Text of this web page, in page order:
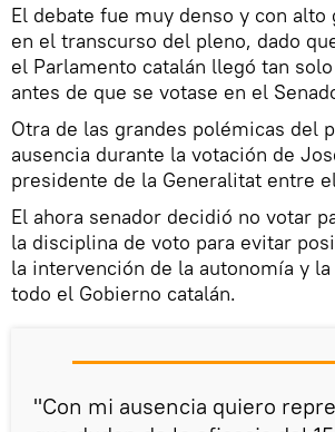
El debate fue muy denso y con alto
en el transcurso del pleno, dado
el Parlamento catalán llegó tan
antes de que se votase en el
Otra de las grandes polémicas del
ausencia durante la votación de
presidente de la Generalitat entre
El ahora senador decidió no votar
la disciplina de voto para evitar
la intervención de la autonomía y
todo el Gobierno catalán.
"Con mi ausencia quiero